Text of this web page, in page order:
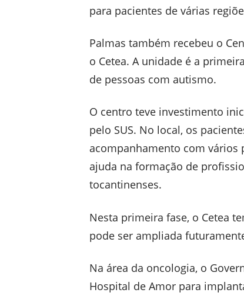
para pacientes de várias
Palmas também recebeu o
o Cetea. A unidade é a
de pessoas com autismo.
O centro teve investimento
pelo SUS. No local, os
acompanhamento com vários
ajuda na formação de
tocantinenses.
Nesta primeira fase, o Cetea
pode ser ampliada
Na área da oncologia, o
Hospital de Amor para